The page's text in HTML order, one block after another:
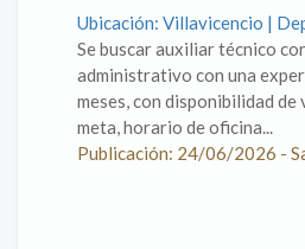
Ubicación: Villavicencio |
Se buscar auxiliar técnico
administrativo con una
meses, con disponibilidad de
meta, horario de oficina...
Publicación: 24/06/2026 -